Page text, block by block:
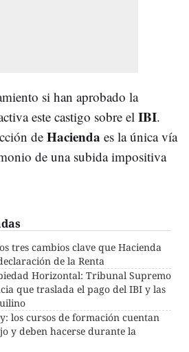
si han aprobado la
este castigo sobre el IBI.
de Hacienda es la única vía
de una subida impositiva
tres cambios clave que Hacienda
de la Renta
Horizontal: Tribunal Supremo
que traslada el pago del IBI y las
los cursos de formación cuentan
y deben hacerse durante la